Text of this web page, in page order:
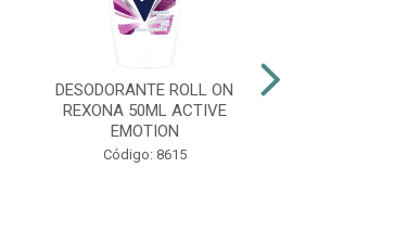
DESODORANTE ROLL ON
REXONA 50ML ACTIVE
EMOTION
Código: 8615